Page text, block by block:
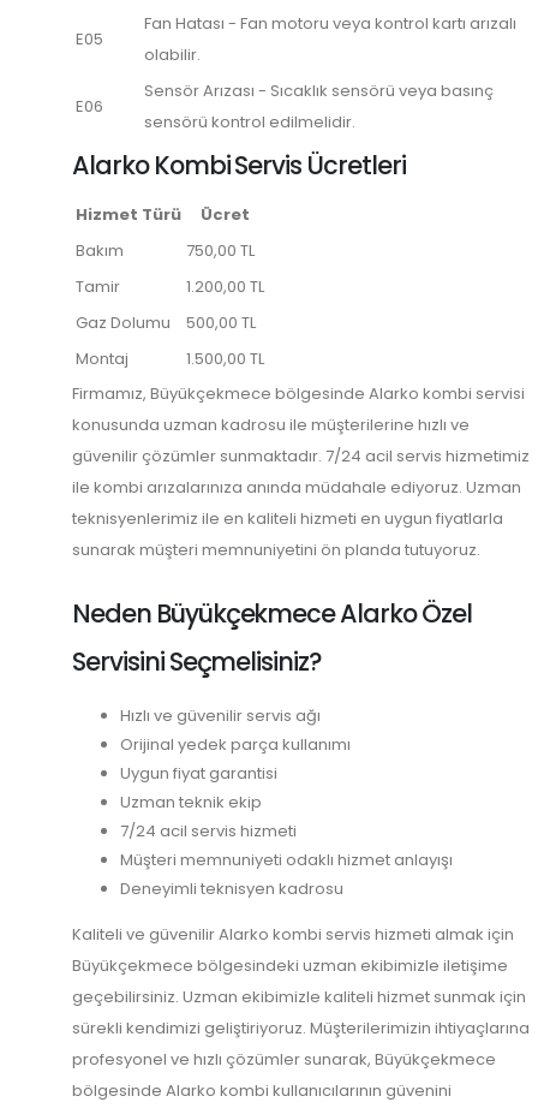
E05
Fan Hatası - Fan motoru veya kontrol kartı arızalı
olabilir.
E06
Sensör Arızası - Sıcaklık sensörü veya basınç
sensörü kontrol edilmelidir.
Alarko Kombi Servis Ücretleri
Hizmet Türü
Ücret
Bakım
750,00 TL
Tamir
1.200,00 TL
Gaz Dolumu
500,00 TL
Montaj
1.500,00 TL
Firmamız, Büyükçekmece bölgesinde Alarko kombi servisi
konusunda uzman kadrosu ile müşterilerine hızlı ve
güvenilir çözümler sunmaktadır. 7/24 acil servis hizmetimiz
ile kombi arızalarınıza anında müdahale ediyoruz. Uzman
teknisyenlerimiz ile en kaliteli hizmeti en uygun fiyatlarla
sunarak müşteri memnuniyetini ön planda tutuyoruz.
Neden Büyükçekmece Alarko Özel
Servisini Seçmelisiniz?
Hızlı ve güvenilir servis ağı
Orijinal yedek parça kullanımı
Uygun fiyat garantisi
Uzman teknik ekip
7/24 acil servis hizmeti
Müşteri memnuniyeti odaklı hizmet anlayışı
Deneyimli teknisyen kadrosu
Kaliteli ve güvenilir Alarko kombi servis hizmeti almak için
Büyükçekmece bölgesindeki uzman ekibimizle iletişime
geçebilirsiniz. Uzman ekibimizle kaliteli hizmet sunmak için
sürekli kendimizi geliştiriyoruz. Müşterilerimizin ihtiyaçlarına
profesyonel ve hızlı çözümler sunarak, Büyükçekmece
bölgesinde Alarko kombi kullanıcılarının güvenini